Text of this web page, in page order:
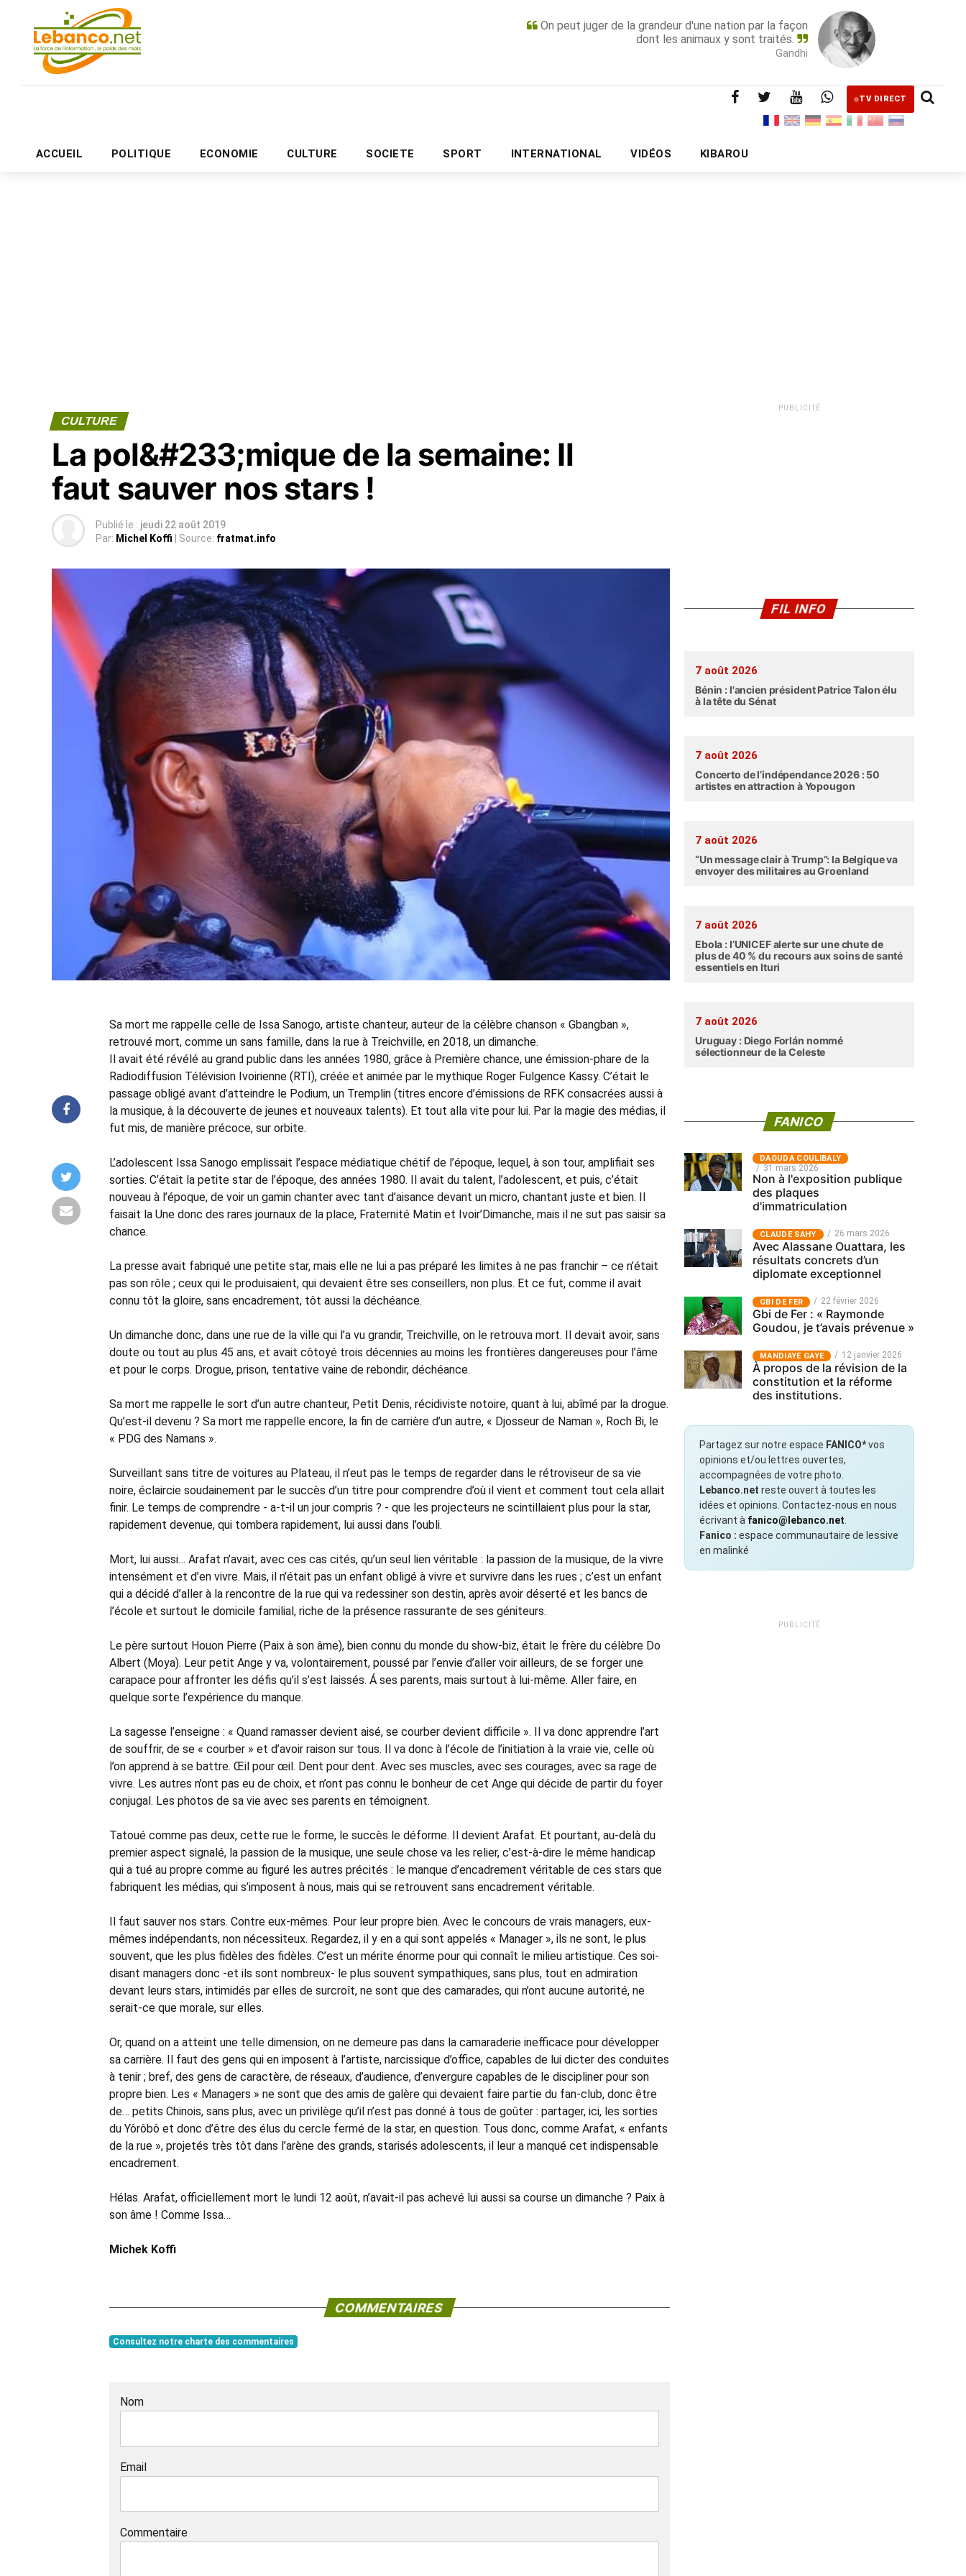
On peut juger de la grandeur d'une nation par la façon
dont les animaux y sont traités.
Gandhi
TV DIRECT
ACCUEIL POLITIQUE ECONOMIE CULTURE SOCIETE SPORT INTERNATIONAL VIDÉOS KIBAROU
PUBLICITÉ
CULTURE
La pol&#233;mique de la semaine: Il
faut sauver nos stars !
Publié le : jeudi 22 août 2019
Par: Michel Koffi | Source: fratmat.info
Sa mort me rappelle celle de Issa Sanogo, artiste chanteur, auteur de la célèbre chanson « Gbangban »,
retrouvé mort, comme un sans famille, dans la rue à Treichville, en 2018, un dimanche.
Il avait été révélé au grand public dans les années 1980, grâce à Première chance, une émission-phare de la
Radiodiffusion Télévision Ivoirienne (RTI), créée et animée par le mythique Roger Fulgence Kassy. C’était le
passage obligé avant d’atteindre le Podium, un Tremplin (titres encore d’émissions de RFK consacrées aussi à
la musique, à la découverte de jeunes et nouveaux talents). Et tout alla vite pour lui. Par la magie des médias, il
fut mis, de manière précoce, sur orbite.
L’adolescent Issa Sanogo emplissait l’espace médiatique chétif de l’époque, lequel, à son tour, amplifiait ses
sorties. C’était la petite star de l’époque, des années 1980. Il avait du talent, l’adolescent, et puis, c’était
nouveau à l’époque, de voir un gamin chanter avec tant d’aisance devant un micro, chantant juste et bien. Il
faisait la Une donc des rares journaux de la place, Fraternité Matin et Ivoir’Dimanche, mais il ne sut pas saisir sa
chance.
La presse avait fabriqué une petite star, mais elle ne lui a pas préparé les limites à ne pas franchir – ce n’était
pas son rôle ; ceux qui le produisaient, qui devaient être ses conseillers, non plus. Et ce fut, comme il avait
connu tôt la gloire, sans encadrement, tôt aussi la déchéance.
Un dimanche donc, dans une rue de la ville qui l’a vu grandir, Treichville, on le retrouva mort. Il devait avoir, sans
doute ou tout au plus 45 ans, et avait côtoyé trois décennies au moins les frontières dangereuses pour l’âme
et pour le corps. Drogue, prison, tentative vaine de rebondir, déchéance.
Sa mort me rappelle le sort d’un autre chanteur, Petit Denis, récidiviste notoire, quant à lui, abîmé par la drogue.
Qu’est-il devenu ? Sa mort me rappelle encore, la fin de carrière d’un autre, « Djosseur de Naman », Roch Bi, le
« PDG des Namans ».
Surveillant sans titre de voitures au Plateau, il n’eut pas le temps de regarder dans le rétroviseur de sa vie
noire, éclaircie soudainement par le succès d’un titre pour comprendre d’où il vient et comment tout cela allait
finir. Le temps de comprendre - a-t-il un jour compris ? - que les projecteurs ne scintillaient plus pour la star,
rapidement devenue, qui tombera rapidement, lui aussi dans l’oubli.
Mort, lui aussi… Arafat n’avait, avec ces cas cités, qu’un seul lien véritable : la passion de la musique, de la vivre
intensément et d’en vivre. Mais, il n’était pas un enfant obligé à vivre et survivre dans les rues ; c’est un enfant
qui a décidé d’aller à la rencontre de la rue qui va redessiner son destin, après avoir déserté et les bancs de
l’école et surtout le domicile familial, riche de la présence rassurante de ses géniteurs.
Le père surtout Houon Pierre (Paix à son âme), bien connu du monde du show-biz, était le frère du célèbre Do
Albert (Moya). Leur petit Ange y va, volontairement, poussé par l’envie d’aller voir ailleurs, de se forger une
carapace pour affronter les défis qu’il s’est laissés. Á ses parents, mais surtout à lui-même. Aller faire, en
quelque sorte l’expérience du manque.
La sagesse l’enseigne : « Quand ramasser devient aisé, se courber devient difficile ». Il va donc apprendre l’art
de souffrir, de se « courber » et d’avoir raison sur tous. Il va donc à l’école de l’initiation à la vraie vie, celle où
l’on apprend à se battre. Œil pour œil. Dent pour dent. Avec ses muscles, avec ses courages, avec sa rage de
vivre. Les autres n’ont pas eu de choix, et n’ont pas connu le bonheur de cet Ange qui décide de partir du foyer
conjugal. Les photos de sa vie avec ses parents en témoignent.
Tatoué comme pas deux, cette rue le forme, le succès le déforme. Il devient Arafat. Et pourtant, au-delà du
premier aspect signalé, la passion de la musique, une seule chose va les relier, c’est-à-dire le même handicap
qui a tué au propre comme au figuré les autres précités : le manque d’encadrement véritable de ces stars que
fabriquent les médias, qui s’imposent à nous, mais qui se retrouvent sans encadrement véritable.
Il faut sauver nos stars. Contre eux-mêmes. Pour leur propre bien. Avec le concours de vrais managers, eux-
mêmes indépendants, non nécessiteux. Regardez, il y en a qui sont appelés « Manager », ils ne sont, le plus
souvent, que les plus fidèles des fidèles. C’est un mérite énorme pour qui connaît le milieu artistique. Ces soi-
disant managers donc -et ils sont nombreux- le plus souvent sympathiques, sans plus, tout en admiration
devant leurs stars, intimidés par elles de surcroît, ne sont que des camarades, qui n’ont aucune autorité, ne
serait-ce que morale, sur elles.
Or, quand on a atteint une telle dimension, on ne demeure pas dans la camaraderie inefficace pour développer
sa carrière. Il faut des gens qui en imposent à l’artiste, narcissique d’office, capables de lui dicter des conduites
à tenir ; bref, des gens de caractère, de réseaux, d’audience, d’envergure capables de le discipliner pour son
propre bien. Les « Managers » ne sont que des amis de galère qui devaient faire partie du fan-club, donc être
de… petits Chinois, sans plus, avec un privilège qu’il n’est pas donné à tous de goûter : partager, ici, les sorties
du Yôrôbô et donc d’être des élus du cercle fermé de la star, en question. Tous donc, comme Arafat, « enfants
de la rue », projetés très tôt dans l’arène des grands, starisés adolescents, il leur a manqué cet indispensable
encadrement.
Hélas. Arafat, officiellement mort le lundi 12 août, n’avait-il pas achevé lui aussi sa course un dimanche ? Paix à
son âme ! Comme Issa…
Michek Koffi
COMMENTAIRES
Consultez notre charte des commentaires
Nom
Email
Commentaire
PUBLICITÉ
FIL INFO
7 août 2026
Bénin : l'ancien président Patrice Talon élu
à la tête du Sénat
7 août 2026
Concerto de l’indépendance 2026 : 50
artistes en attraction à Yopougon
7 août 2026
“Un message clair à Trump”: la Belgique va
envoyer des militaires au Groenland
7 août 2026
Ebola : l’UNICEF alerte sur une chute de
plus de 40 % du recours aux soins de santé
essentiels en Ituri
7 août 2026
Uruguay : Diego Forlán nommé
sélectionneur de la Celeste
FANICO
‎DAOUDA COULIBALY
31 mars 2026
Non à l'exposition publique
des plaques
d'immatriculation
CLAUDE SAHY 26 mars 2026
Avec Alassane Ouattara, les
résultats concrets d’un
diplomate exceptionnel
GBI DE FER 22 février 2026
Gbi de Fer : « Raymonde
Goudou, je t’avais prévenue »
MANDIAYE GAYE 12 janvier 2026
À propos de la révision de la
constitution et la réforme
des institutions.
Partagez sur notre espace FANICO*vos
opinions et/ou lettres ouvertes,
accompagnées de votre photo.
Lebanco.net reste ouvert à toutes les
idées et opinions. Contactez-nous en nous
écrivant à fanico@lebanco.net
Fanico : espace communautaire de lessive
en malinké
PUBLICITÉ